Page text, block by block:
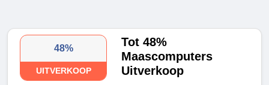
48%
UITVERKOOP
Tot 48%
Maascomputers
Uitverkoop